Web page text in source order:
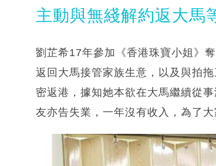
主動與無綫解約返大馬
劉芷希17年參加《香港珠寶小姐》
返回大馬接管家族生意，以及與拍
密返港，據知她本欲在大馬繼續從
友亦告失業，一年沒有收入，為了